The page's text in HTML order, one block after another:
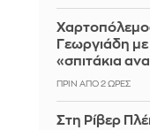
Γεωργιάδη
«σπιτάκια
ΠΡΙΝ ΑΠΌ 2 ΏΡΕΣ
Στη Ρίβερ